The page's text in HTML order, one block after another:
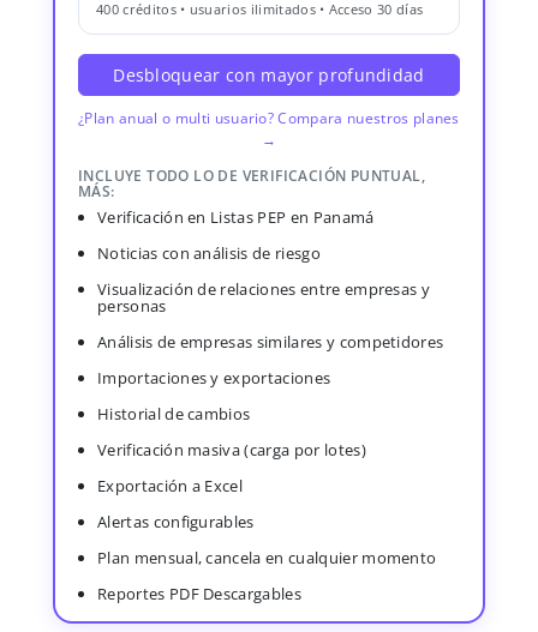
400 créditos • usuarios ilimitados • Acceso 30 días
Desbloquear con mayor profundidad
¿Plan anual o multi usuario? Compara nuestros planes
→
INCLUYE TODO LO DE VERIFICACIÓN PUNTUAL,
MÁS:
Verificación en Listas PEP en Panamá
Noticias con análisis de riesgo
Visualización de relaciones entre empresas y
personas
Análisis de empresas similares y competidores
Importaciones y exportaciones
Historial de cambios
Verificación masiva (carga por lotes)
Exportación a Excel
Alertas configurables
Plan mensual, cancela en cualquier momento
Reportes PDF Descargables